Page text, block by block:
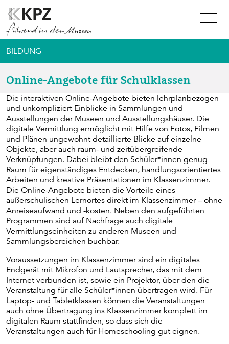
Zur Service Navigation
Zur Hauptnavigation
Zum Inhalt
BILDUNG
Online-Angebote für Schulklassen
Die interaktiven Online-Angebote bieten lehrplanbezogen
und unkompliziert Einblicke in Sammlungen und
Ausstellungen der Museen und Ausstellungshäuser. Die
digitale Vermittlung ermöglicht mit Hilfe von Fotos, Filmen
und Plänen ungewohnt detaillierte Blicke auf einzelne
Objekte, aber auch raum- und zeitübergreifende
Verknüpfungen. Dabei bleibt den Schüler*innen genug
Raum für eigenständiges Entdecken, handlungsorientiertes
Arbeiten und kreative Präsentationen im Klassenzimmer.
Die Online-Angebote bieten die Vorteile eines
außerschulischen Lernortes direkt im Klassenzimmer – ohne
Anreiseaufwand und -kosten. Neben den aufgeführten
Programmen sind auf Nachfrage auch digitale
Vermittlungseinheiten zu anderen Museen und
Sammlungsbereichen buchbar.
Voraussetzungen im Klassenzimmer sind ein digitales
Endgerät mit Mikrofon und Lautsprecher, das mit dem
Internet verbunden ist, sowie ein Projektor, über den die
Veranstaltung für alle Schüler*innen übertragen wird. Für
Laptop- und Tabletklassen können die Veranstaltungen
auch ohne Übertragung ins Klassenzimmer komplett im
digitalen Raum stattfinden, so dass sich die
Veranstaltungen auch für Homeschooling gut eignen.